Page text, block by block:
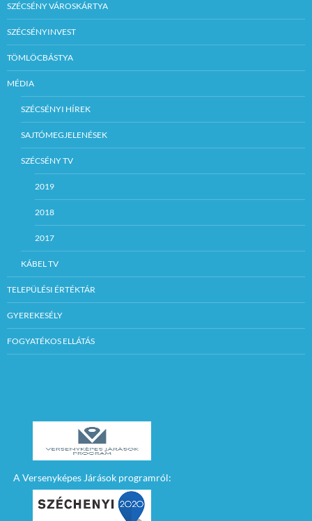
SZÉCSÉNY VÁROSKÁRTYA
SZÉCSÉNYINVEST
TÖMLÖCBÁSTYA
MÉDIA
SZÉCSÉNYI HÍREK
SAJTÓMEGJELENÉSEK
SZÉCSÉNY TV
2019
2018
2017
KÁBEL TV
TELEPÜLÉSI ÉRTÉKTÁR
GYEREKESÉLY
FOGYATÉKOS ELLÁTÁS
A Versenyképes Járások programról: